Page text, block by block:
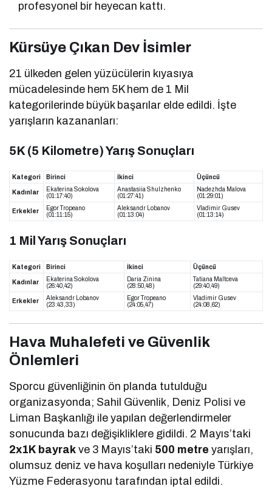
profesyonel bir heyecan kattı.
Kürsüye Çıkan Dev İsimler
21 ülkeden gelen yüzücülerin kıyasıya
mücadelesinde hem 5K hem de 1 Mil
kategorilerinde büyük başarılar elde edildi. İşte
yarışların kazananları:
5K (5 Kilometre) Yarış Sonuçları
Kategori Birinci İkinci Üçüncü
Kadınlar
Ekaterina Sokolova
(01:17:40)
Anastasiia Shulzhenko
(01:27:41)
Nadezhda Malova
(01:29:01)
Erkekler
Egor Tropeano
(01:11:15)
Aleksandr Lobanov
(01:13:04)
Vladimir Gusev
(01:13:14)
1 Mil Yarış Sonuçları
Kategori Birinci İkinci Üçüncü
Kadınlar
Ekaterina Sokolova
(26:40,42)
Daria Zinina
(28:50,48)
Tatiana Maltceva
(29:40,49)
Erkekler
Aleksandr Lobanov
(23:43,33)
Egor Tropeano
(24:05,47)
Vladimir Gusev
(24:08,62)
Hava Muhalefeti ve Güvenlik
Önlemleri
Sporcu güvenliğinin ön planda tutulduğu
organizasyonda; Sahil Güvenlik, Deniz Polisi ve
Liman Başkanlığı ile yapılan değerlendirmeler
sonucunda bazı değişikliklere gidildi. 2 Mayıs’taki
2x1K bayrak ve 3 Mayıs’taki 500 metre yarışları,
olumsuz deniz ve hava koşulları nedeniyle Türkiye
Yüzme Federasyonu tarafından iptal edildi.